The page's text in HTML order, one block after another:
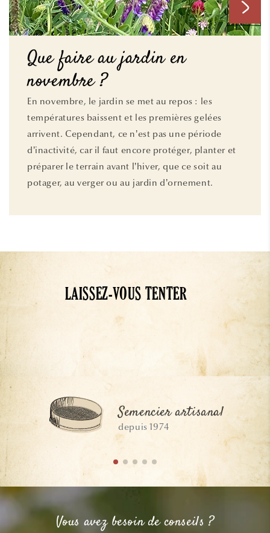
Que faire au jardin en
novembre ?
En novembre, le jardin se met au repos : les
températures baissent et les premières gelées
arrivent. Cependant, ce n’est pas une période
d’inactivité, car il faut encore protéger, planter et
préparer le terrain avant l’hiver, que ce soit au
potager, au verger ou au jardin d’ornement.
LAISSEZ-VOUS TENTER
Semencier artisanal
depuis 1974
Vous avez besoin de conseils ?